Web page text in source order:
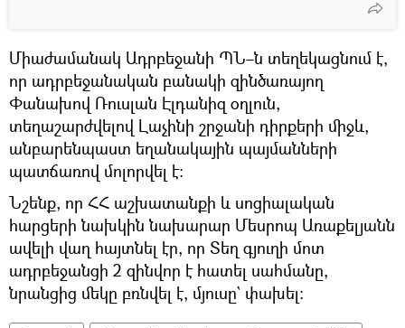
Միաժամանակ Ադրբեջանի ՊՆ–ն տեղեկացնում է,
որ ադրբեջանական բանակի զինծառայող
Փանախով Ռուսլան Էլդանիզ օղլուն,
տեղաշարժվելով Լաչինի շրջանի դիրքերի միջև,
անբարենպաստ եղանակային պայմանների
պատճառով մոլորվել է։
Նշենք, որ ՀՀ աշխատանքի և սոցիալական
հարցերի նախկին նախարար Մեսրոպ Առաքելյանն
ավելի վաղ հայտնել էր, որ Տեղ գյուղի մոտ
ադրբեջանցի 2 զինվոր է հատել սահմանը,
նրանցից մեկը բռնվել է, մյուսը` փախել։